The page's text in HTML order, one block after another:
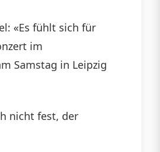
«Es fühlt sich für
im
Samstag in Leipzig
nicht fest, der